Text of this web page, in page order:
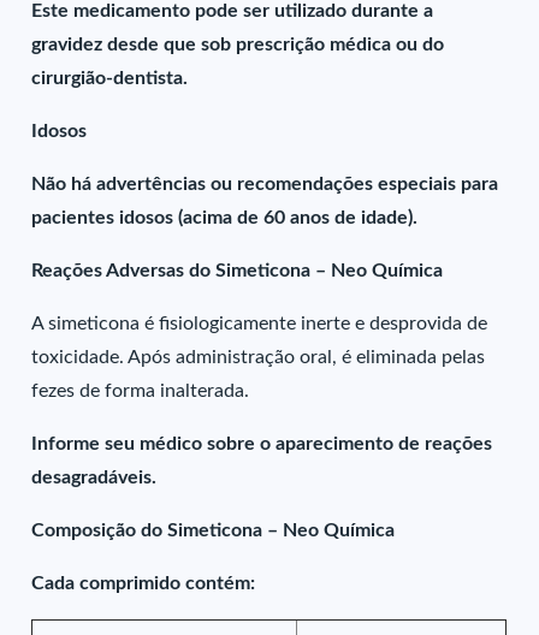
Este medicamento pode ser utilizado durante a
gravidez desde que sob prescrição médica ou do
cirurgião-dentista.
Idosos
Não há advertências ou recomendações especiais para
pacientes idosos (acima de 60 anos de idade).
Reações Adversas do Simeticona – Neo Química
A simeticona é fisiologicamente inerte e desprovida de
toxicidade. Após administração oral, é eliminada pelas
fezes de forma inalterada.
Informe seu médico sobre o aparecimento de reações
desagradáveis.
Composição do Simeticona – Neo Química
Cada comprimido contém: